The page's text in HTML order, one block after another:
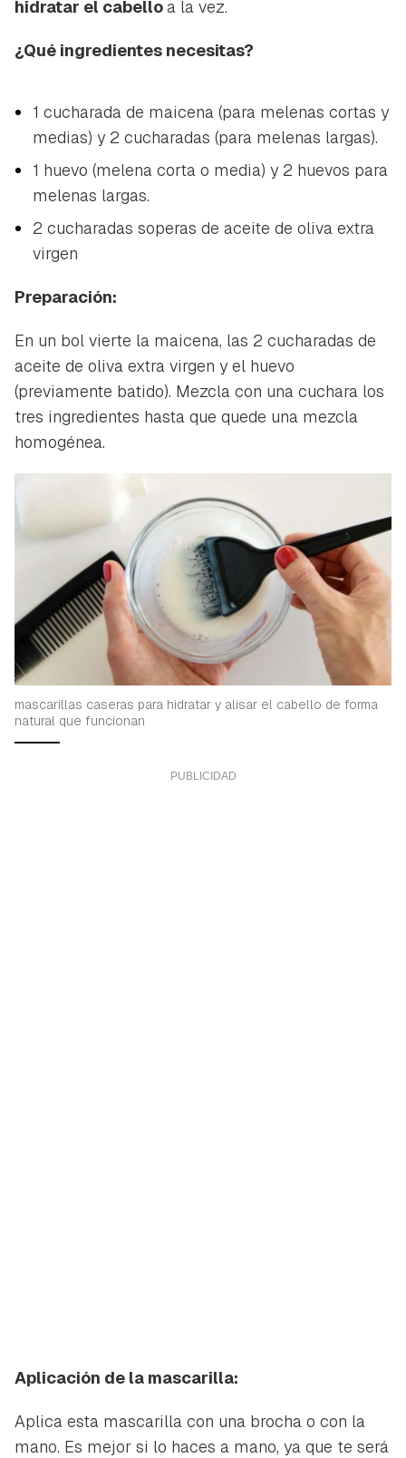
hidratar el cabelloa la vez.
¿Qué ingredientes necesitas?
1 cucharada de maicena (para melenas cortas y
medias) y 2 cucharadas (para melenas largas).
1 huevo (melena corta o media) y 2 huevos para
melenas largas.
2 cucharadas soperas de aceite de oliva extra
virgen
Preparación:
En un bol vierte la maicena, las 2 cucharadas de
aceite de oliva extra virgen y el huevo
(previamente batido). Mezcla con una cuchara los
tres ingredientes hasta que quede una mezcla
homogénea.
mascarillas caseras para hidratar y alisar el cabello de forma
natural que funcionan
Aplicación de la mascarilla:
Aplica esta mascarilla con una brocha o con la
mano. Es mejor si lo haces a mano, ya que te será